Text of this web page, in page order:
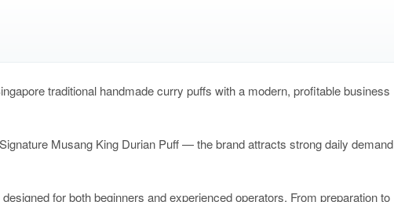
traditional handmade curry puffs with a modern, profitable business
Musang King Durian Puff — the brand attracts strong daily demand
for both beginners and experienced operators. From preparation to